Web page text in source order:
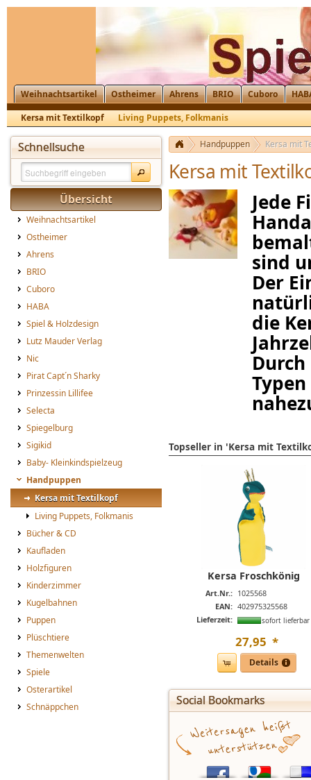
Weihnachtsartikel Ostheimer Ahrens BRIO Cuboro
Kersa mit Textilkopf
Living Puppets, Folkmanis
Schnellsuche
Übersicht
Weihnachtsartikel
Ostheimer
Ahrens
BRIO
Cuboro
HABA
Spiel & Holzdesign
Lutz Mauder Verlag
Nic
Pirat Capt´n Sharky
Prinzessin Lillifee
Selecta
Spiegelburg
Sigikid
Baby- Kleinkindspielzeug
Handpuppen
Kersa mit Textilkopf
Living Puppets, Folkmanis
Bücher & CD
Kaufladen
Holzfiguren
Kinderzimmer
Kugelbahnen
Puppen
Plüschtiere
Themenwelten
Spiele
Osterartikel
Schnäppchen
Handpuppen Kersa mit
Kersa mit
Jede
sind
Der
die
Topseller in 'Kersa mit
Kersa Froschkönig
Art.Nr.: 1025568
EAN: 402975325568
Lieferzeit:
sofort lieferbar
27,95 *
Details
Social Bookmarks